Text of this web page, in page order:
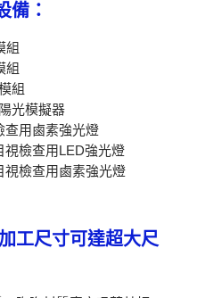
備：
組
組
組
光模擬器
查用鹵素強光燈
視檢查用LED強光燈
視檢查用鹵素強光燈
工尺寸可達超大尺